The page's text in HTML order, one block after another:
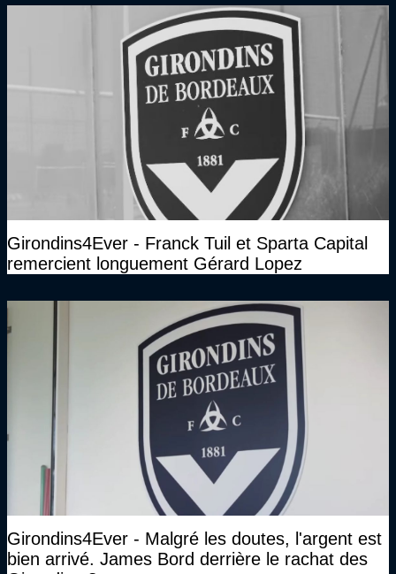
Girondins4Ever - Franck Tuil et Sparta Capital
remercient longuement Gérard Lopez
Girondins4Ever - Malgré les doutes, l'argent est
bien arrivé. James Bord derrière le rachat des